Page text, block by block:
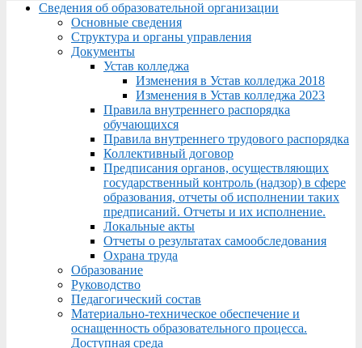
Menu
Сведения об образовательной организации
Основные сведения
Структура и органы управления
Документы
Устав колледжа
Изменения в Устав колледжа 2018
Изменения в Устав колледжа 2023
Правила внутреннего распорядка
обучающихся
Правила внутреннего трудового распорядка
Коллективный договор
Предписания органов, осуществляющих
государственный контроль (надзор) в сфере
образования, отчеты об исполнении таких
предписаний. Отчеты и их исполнение.
Локальные акты
Отчеты о результатах самообследования
Охрана труда
Образование
Руководство
Педагогический состав
Материально-техническое обеспечение и
оснащенность образовательного процесса.
Доступная среда